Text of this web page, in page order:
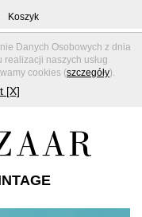
Danych Osobowych z dnia
naszych usług
cookies (szczegóły).
[X]
Koszyk